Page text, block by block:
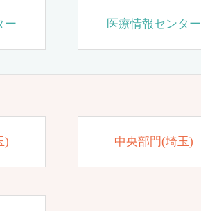
ー 医療情報センター
) 中央部門(埼玉)